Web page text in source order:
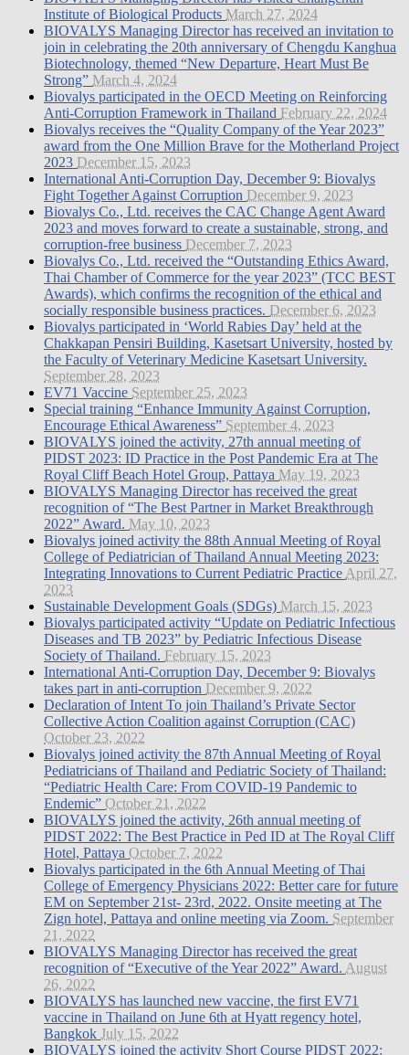
Institute of Biological Products March 27, 2024
BIOVALYS Managing Director has received an invitation to
join in celebrating the 20th anniversary of Chengdu Kanghua
Biotechnology, themed “New Departure, Heart Must Be
Strong” March 4, 2024
Biovalys participated in the OECD Meeting on Reinforcing
Anti-Corruption Framework in Thailand February 22, 2024
Biovalys receives the “Quality Company of the Year 2023”
award from the One Million Brave for the Motherland Project
2023 December 15, 2023
International Anti-Corruption Day, December 9: Biovalys
Fight Together Against Corruption December 9, 2023
Biovalys Co., Ltd. receives the CAC Change Agent Award
2023 and moves forward to create a sustainable, strong, and
corruption-free business December 7, 2023
Biovalys Co., Ltd. received the “Outstanding Ethics Award,
Thai Chamber of Commerce for the year 2023” (TCC BEST
Awards), which confirms the recognition of the ethical and
socially responsible business practices. December 6, 2023
Biovalys participated in ‘World Rabies Day’ held at the
Chakkapan Pensiri Building, Kasetsart University, hosted by
the Faculty of Veterinary Medicine Kasetsart University.
September 28, 2023
EV71 Vaccine September 25, 2023
Special training “Enhance Immunity Against Corruption,
Encourage Ethical Awareness” September 4, 2023
BIOVALYS joined the activity, 27th annual meeting of
PIDST 2023: ID Practice in the Post Pandemic Era at The
Royal Cliff Beach Hotel Group, Pattaya May 19, 2023
BIOVALYS Managing Director has received the great
recognition of “The Best Partner in Market Breakthrough
2022” Award. May 10, 2023
Biovalys joined activity the 88th Annual Meeting of Royal
College of Pediatrician of Thailand Annual Meeting 2023:
Integrating Innovations to Current Pediatric Practice April 27,
2023
Sustainable Development Goals (SDGs) March 15, 2023
Biovalys participated activity “Update on Pediatric Infectious
Diseases and TB 2023” by Pediatric Infectious Disease
Society of Thailand. February 15, 2023
International Anti-Corruption Day, December 9: Biovalys
takes part in anti-corruption December 9, 2022
Declaration of Intent To join Thailand’s Private Sector
Collective Action Coalition against Corruption (CAC)
October 23, 2022
Biovalys joined activity the 87th Annual Meeting of Royal
Pediatricians of Thailand and Pediatric Society of Thailand:
“Pediatric Health Care: From COVID-19 Pandemic to
Endemic” October 21, 2022
BIOVALYS joined the activity, 26th annual meeting of
PIDST 2022: The Best Practice in Ped ID at The Royal Cliff
Hotel, Pattaya October 7, 2022
Biovalys participated in the 6th Annual Meeting of Thai
College of Emergency Physicians 2022: Better care for future
EM on September 21st- 23rd, 2022. Onsite meeting at The
Zign hotel, Pattaya and online meeting via Zoom. September
21, 2022
BIOVALYS Managing Director has received the great
recognition of “Executive of the Year 2022” Award. August
26, 2022
BIOVALYS has launched new vaccine, the first EV71
vaccine in Thailand on June 6th at Hyatt regency hotel,
Bangkok July 15, 2022
BIOVALYS joined the activity Short Course PIDST 2022: